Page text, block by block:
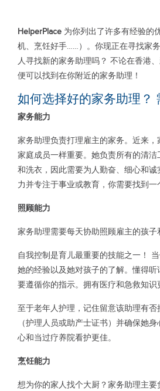
HelperPlace 为你列出了许多有经验的
机、烹饪好手……）。你现正在寻找家
人寻找新的家务助理吗？ 不论在香港
便可以找到在你附近的家务助理！
如何选择好的家务助理？
家务能力
家务助理负责打理雇主的家务。近来
家庭成员一样重要。她负责所有的清
和洗衣，因此需要为人勤奋、细心和
力并专注于事业或教育，你需要找到一
照顾能力
家务助理需要每天协助照顾雇主的孩子
自我控制是育儿最重要的技能之一！
她的经验以及她对孩子的了解。懂得
要遵循你的指示。拥有医疗和急救知识
至于老年人护理，记住留意该助理有否
（护理人员或助产士证书）并确保她
心和当过疗养院看护更佳。
烹饪能力
想为你的家人找个大厨？家务助理主